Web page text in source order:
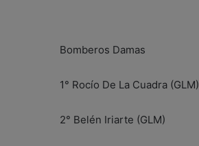
Bomberos Damas
1° Rocío De La Cuadra (GLM)
2° Belén Iriarte (GLM)